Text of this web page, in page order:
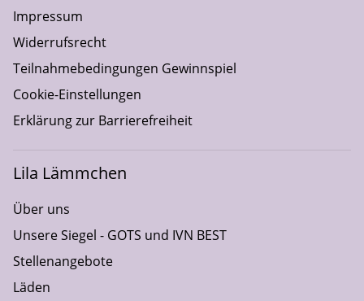
Impressum
Widerrufsrecht
Teilnahmebedingungen Gewinnspiel
Cookie-Einstellungen
Erklärung zur Barrierefreiheit
Lila Lämmchen
Über uns
Unsere Siegel - GOTS und IVN BEST
Stellenangebote
Läden